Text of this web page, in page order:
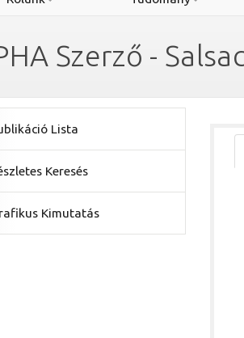
Szerző -
Lista
Keresés
Kimutatás